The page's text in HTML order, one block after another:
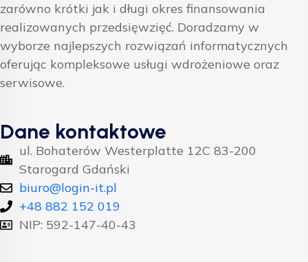
zarówno krótki jak i długi okres finansowania
realizowanych przedsięwzięć. Doradzamy w
wyborze najlepszych rozwiązań informatycznych
oferując kompleksowe usługi wdrożeniowe oraz
serwisowe.
Dane kontaktowe
ul. Bohaterów Westerplatte 12C 83-200
Starogard Gdański
biuro@login-it.pl
+48 882 152 019
NIP: 592-147-40-43